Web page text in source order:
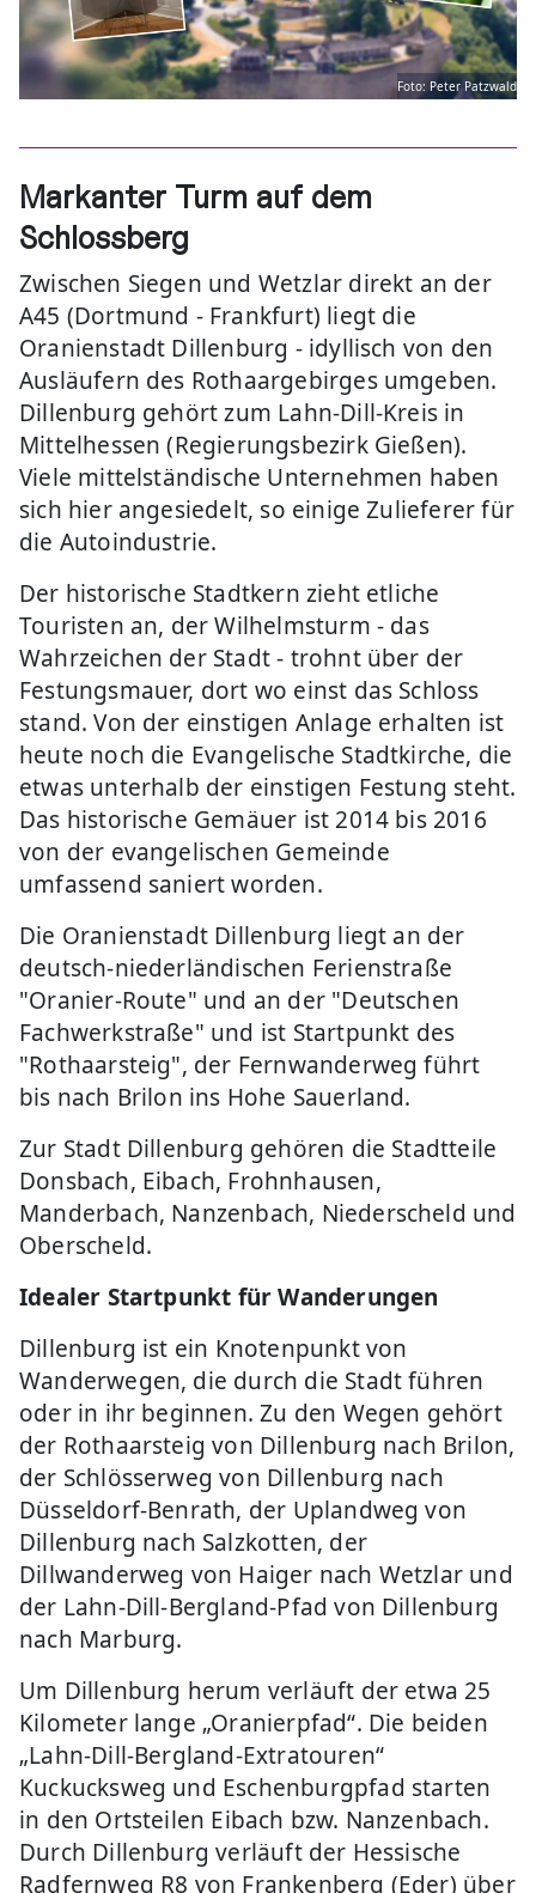
Foto: Peter Patzwald
Markanter Turm auf dem
Schlossberg
Zwischen Siegen und Wetzlar direkt an der
A45 (Dortmund - Frankfurt) liegt die
Oranienstadt Dillenburg - idyllisch von den
Ausläufern des Rothaargebirges umgeben.
Dillenburg gehört zum Lahn-Dill-Kreis in
Mittelhessen (Regierungsbezirk Gießen).
Viele mittelständische Unternehmen haben
sich hier angesiedelt, so einige Zulieferer für
die Autoindustrie.
Der historische Stadtkern zieht etliche
Touristen an, der Wilhelmsturm - das
Wahrzeichen der Stadt - trohnt über der
Festungsmauer, dort wo einst das Schloss
stand. Von der einstigen Anlage erhalten ist
heute noch die Evangelische Stadtkirche, die
etwas unterhalb der einstigen Festung steht.
Das historische Gemäuer ist 2014 bis 2016
von der evangelischen Gemeinde
umfassend saniert worden.
Die Oranienstadt Dillenburg liegt an der
deutsch-niederländischen Ferienstraße
"Oranier-Route" und an der "Deutschen
Fachwerkstraße" und ist Startpunkt des
"Rothaarsteig", der Fernwanderweg führt
bis nach Brilon ins Hohe Sauerland.
Zur Stadt Dillenburg gehören die Stadtteile
Donsbach, Eibach, Frohnhausen,
Manderbach, Nanzenbach, Niederscheld und
Oberscheld.
Idealer Startpunkt für Wanderungen
Dillenburg ist ein Knotenpunkt von
Wanderwegen, die durch die Stadt führen
oder in ihr beginnen. Zu den Wegen gehört
der Rothaarsteig von Dillenburg nach Brilon,
der Schlösserweg von Dillenburg nach
Düsseldorf-Benrath, der Uplandweg von
Dillenburg nach Salzkotten, der
Dillwanderweg von Haiger nach Wetzlar und
der Lahn-Dill-Bergland-Pfad von Dillenburg
nach Marburg.
Um Dillenburg herum verläuft der etwa 25
Kilometer lange „Oranierpfad“. Die beiden
„Lahn-Dill-Bergland-Extratouren“
Kuckucksweg und Eschenburgpfad starten
in den Ortsteilen Eibach bzw. Nanzenbach.
Durch Dillenburg verläuft der Hessische
Radfernweg R8 von Frankenberg (Eder) über